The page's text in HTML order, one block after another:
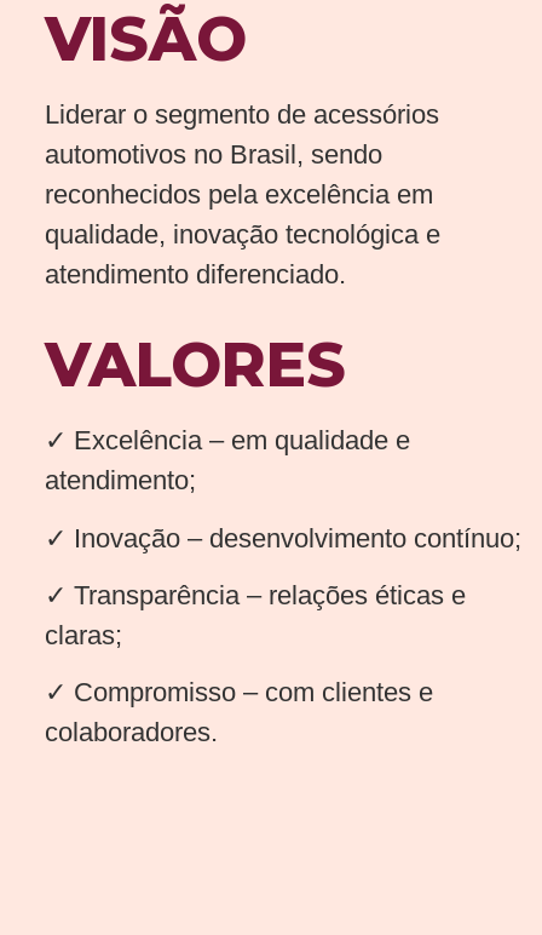
VISÃO
Liderar o segmento de acessórios
automotivos no Brasil, sendo
reconhecidos pela excelência em
qualidade, inovação tecnológica e
atendimento diferenciado.
VALORES
✓ Excelência – em qualidade e
atendimento;
✓ Inovação – desenvolvimento contínuo;
✓ Transparência – relações éticas e
claras;
✓ Compromisso – com clientes e
colaboradores.